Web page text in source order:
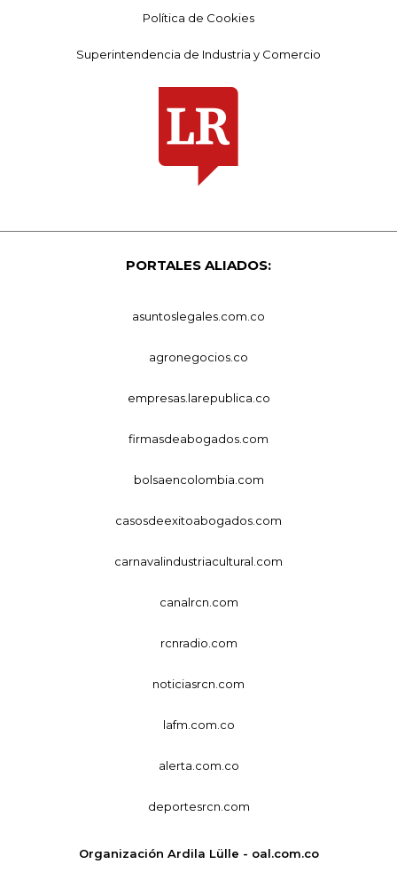
Política de Cookies
Superintendencia de Industria y Comercio
PORTALES ALIADOS:
asuntoslegales.com.co
agronegocios.co
empresas.larepublica.co
firmasdeabogados.com
bolsaencolombia.com
casosdeexitoabogados.com
carnavalindustriacultural.com
canalrcn.com
rcnradio.com
noticiasrcn.com
lafm.com.co
alerta.com.co
deportesrcn.com
Organización Ardila Lülle - oal.com.co